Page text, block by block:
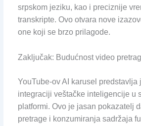
srpskom jeziku, kao i preciznije
transkripte. Ovo otvara nove
one koji se brzo prilagode.
Zaključak: Budućnost video
YouTube-ov AI karusel predstavlja
integraciji veštačke inteligencije u
platformi. Ovo je jasan pokazatelj
pretrage i konzumiranja sadržaja